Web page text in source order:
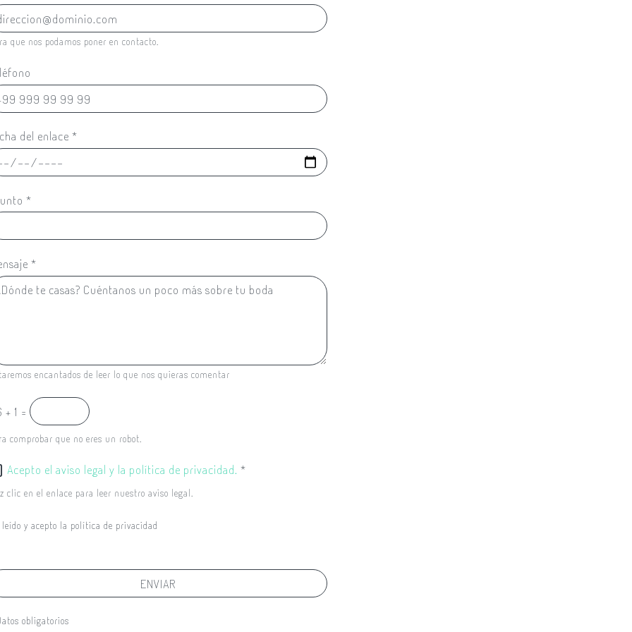
que nos podamos poner en contacto.
del enlace *
*
*
encantados de leer lo que nos quieras comentar
+ 1 =
comprobar que no eres un robot.
Acepto el aviso legal y la política de privacidad. *
clic en el enlace para leer nuestro aviso legal.
leído y acepto la política de privacidad
ENVIAR
obligatorios